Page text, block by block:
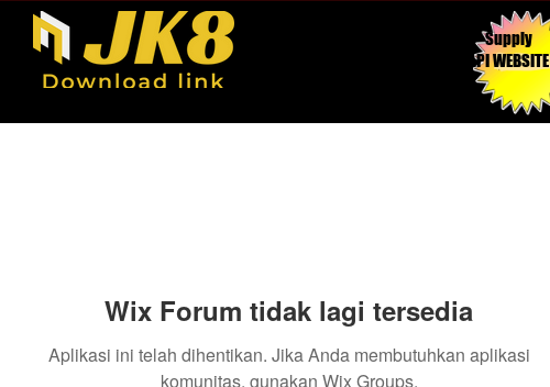
Supply
API WEBSITE
Wix Forum tidak lagi tersedia
Aplikasi ini telah dihentikan. Jika Anda membutuhkan aplikasi
komunitas, gunakan Wix Groups.